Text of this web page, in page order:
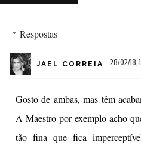
Respostas
JAEL CORREIA 28/02/18,
Gosto de ambas, mas têm
A Maestro por exemplo acho
tão fina que fica